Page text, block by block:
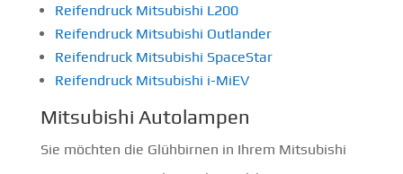
Reifendruck Mitsubishi L200
Reifendruck Mitsubishi Outlander
Reifendruck Mitsubishi SpaceStar
Reifendruck Mitsubishi i-MiEV
Mitsubishi Autolampen
Sie möchten die Glühbirnen in Ihrem Mitsubishi